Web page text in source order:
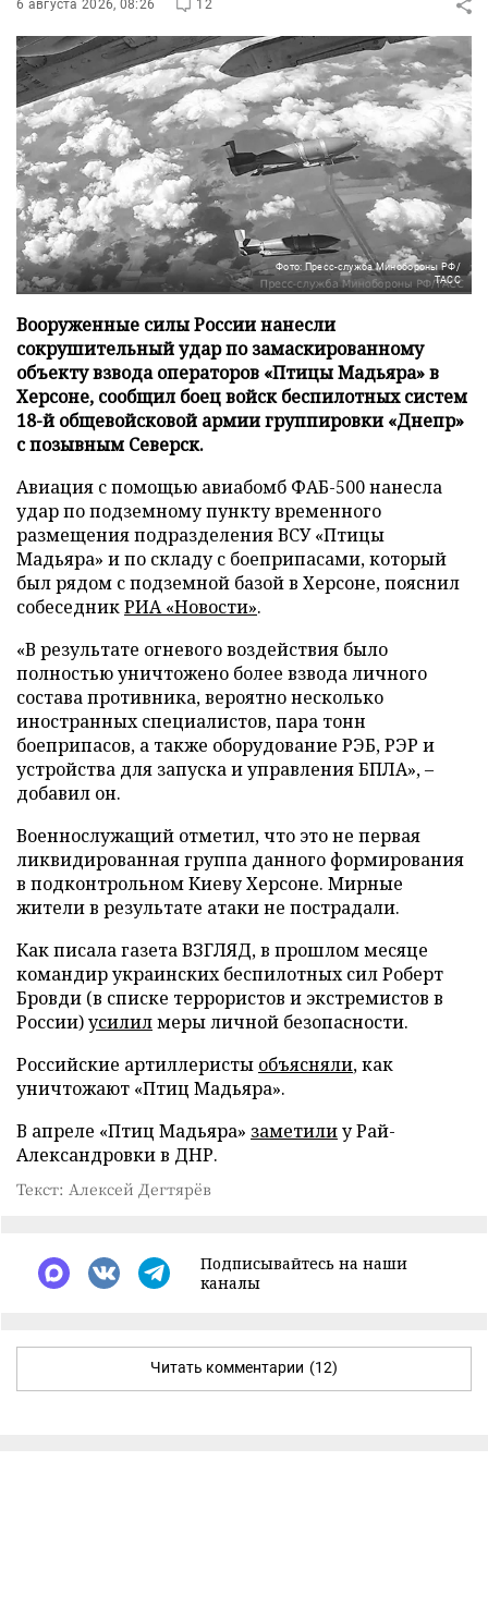
6 августа 2026, 08:26 12
Фото: Пресс-служба Минобороны РФ/
ТАСС
Вооруженные силы России нанесли
сокрушительный удар по замаскированному
объекту взвода операторов «Птицы Мадьяра» в
Херсоне, сообщил боец войск беспилотных систем
18-й общевойсковой армии группировки «Днепр»
с позывным Северск.
Авиация с помощью авиабомб ФАБ-500 нанесла
удар по подземному пункту временного
размещения подразделения ВСУ «Птицы
Мадьяра» и по складу с боеприпасами, который
был рядом с подземной базой в Херсоне, пояснил
собеседникРИА «Новости».
«В результате огневого воздействия было
полностью уничтожено более взвода личного
состава противника, вероятно несколько
иностранных специалистов, пара тонн
боеприпасов, а также оборудование РЭБ, РЭР и
устройства для запуска и управления БПЛА», –
добавил он.
Военнослужащий отметил, что это не первая
ликвидированная группа данного формирования
в подконтрольном Киеву Херсоне. Мирные
жители в результате атаки не пострадали.
Как писала газета ВЗГЛЯД, в прошлом месяце
командир украинских беспилотных сил Роберт
Бровди (в списке террористов и экстремистов в
России)усилилмеры личной безопасности.
Российские артиллеристы объясняли, как
уничтожают «Птиц Мадьяра».
В апреле «Птиц Мадьяра» заметилиу Рай-
Александровки в ДНР.
Текст: Алексей Дегтярёв
Подписывайтесь на наши
каналы
Читать комментарии (12)